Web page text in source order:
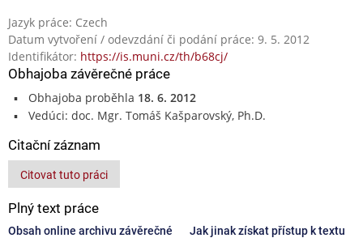
Jazyk práce: Czech
Datum vytvoření / odevzdání či podání práce: 9. 5. 2012
Identifikátor: https://is.muni.cz/th/b68cj/
Obhajoba závěrečné práce
Obhajoba proběhla 18. 6. 2012
Vedúci: doc. Mgr. Tomáš Kašparovský, Ph.D.
Citační záznam
Citovat tuto práci
Plný text práce
Obsah online archivu závěrečné
Jak jinak získat přístup k textu